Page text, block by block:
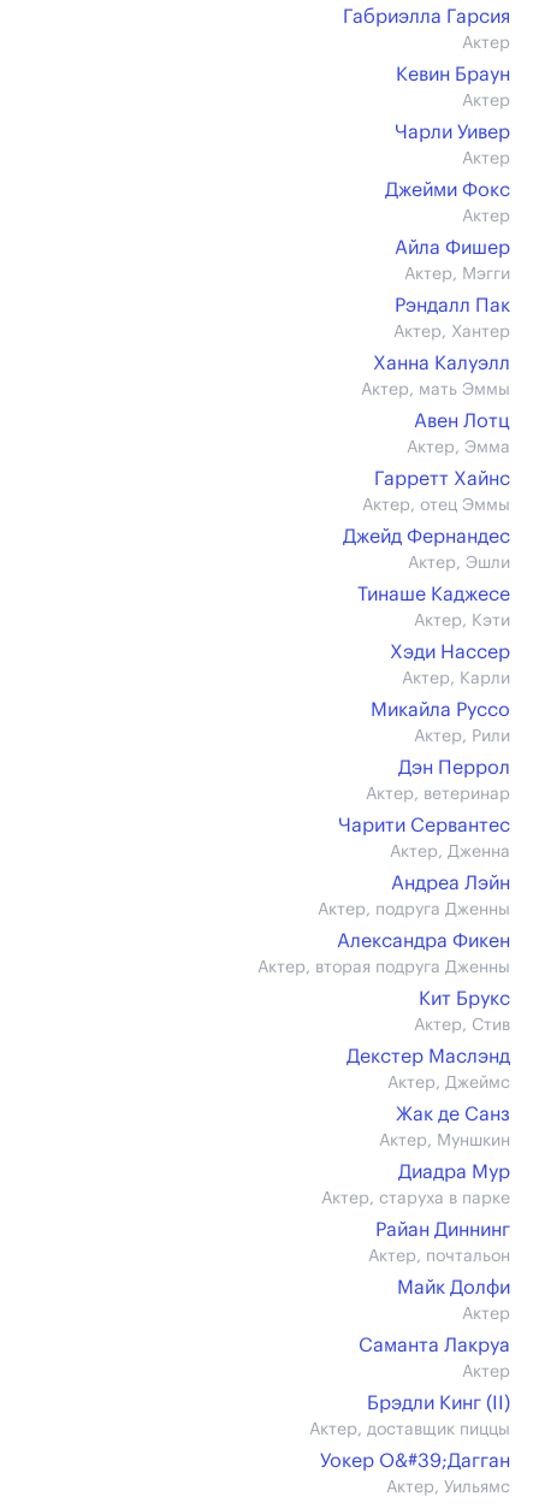
Габриэлла Гарсия
Актер
Кевин Браун
Актер
Чарли Уивер
Актер
Джейми Фокс
Актер
Айла Фишер
Актер, Мэгги
Рэндалл Пак
Актер, Хантер
Ханна Калуэлл
Актер, мать Эммы
Авен Лотц
Актер, Эмма
Гарретт Хайнс
Актер, отец Эммы
Джейд Фернандес
Актер, Эшли
Тинаше Каджесе
Актер, Кэти
Хэди Нассер
Актер, Карли
Микайла Руссо
Актер, Рили
Дэн Перрол
Актер, ветеринар
Чарити Сервантес
Актер, Дженна
Андреа Лэйн
Актер, подруга Дженны
Александра Фикен
Актер, вторая подруга Дженны
Кит Брукс
Актер, Стив
Декстер Маслэнд
Актер, Джеймс
Жак де Санз
Актер, Муншкин
Диадра Мур
Актер, старуха в парке
Райан Диннинг
Актер, почтальон
Майк Долфи
Актер
Саманта Лакруа
Актер
Брэдли Кинг (II)
Актер, доставщик пиццы
Уокер О&#39;Дагган
Актер, Уильямс